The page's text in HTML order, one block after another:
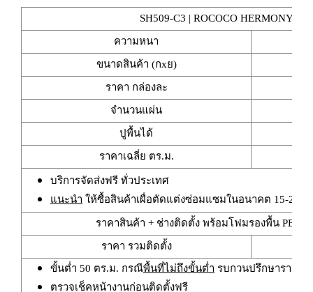
SH509-C3 | ROCOCO HERMONY
ความหนา
ขนาดสินค้า (กxย)
ราคา กล่องละ
จำนวนแผ่น
ปูพื้นได้
ราคาเฉลี่ย ตร.ม.
บริการจัดส่งฟรี ทั่วประเทศ
แนะนำ ให้ซื้อสินค้าเผื่อตัดแต่งซ่อมแซมในอนาคต 15-20%
ราคาสินค้า + ช่างติดตั้ง พร้อมโฟมรองพื้น PE กั
ราคา รวมติดตั้ง
ขั้นต่ำ 50 ตร.ม. กรณีพื้นที่ไม่ถึงขั้นต่ำ รบกวนปรึกษาราคา
ตรวจเช็คหน้างานก่อนติดตั้งฟรี